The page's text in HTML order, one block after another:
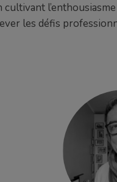
cultivant
les défis